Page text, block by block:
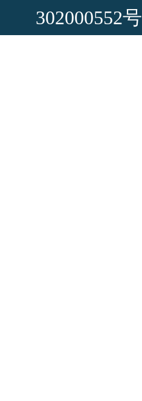
302000552号